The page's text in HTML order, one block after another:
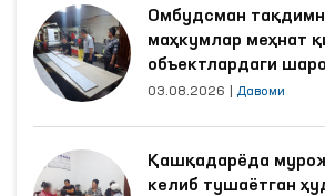
Омбудсман
маҳкумлар меҳнат
объектлардаги
яхшиланди
03.08.2026 Давоми
Қашқадарёда
келиб тушаётган